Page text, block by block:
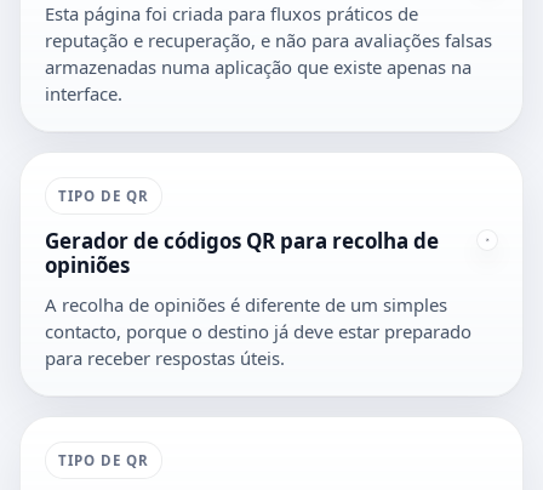
Esta página foi criada para fluxos práticos de
reputação e recuperação, e não para avaliações falsas
armazenadas numa aplicação que existe apenas na
interface.
TIPO DE QR
Gerador de códigos QR para recolha de
opiniões
A recolha de opiniões é diferente de um simples
contacto, porque o destino já deve estar preparado
para receber respostas úteis.
TIPO DE QR